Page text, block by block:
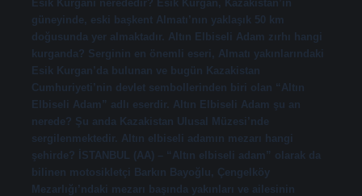
Esik Kurganı nerededir? Esik Kurgan, Kazakistan’ın
güneyinde, eski başkent Almatı’nın yaklaşık 50 km
doğusunda yer almaktadır. Altın Elbiseli Adam zırhı hangi
kurganda? Serginin en önemli eseri, Almatı yakınlarındaki
Esik Kurgan’da bulunan ve bugün Kazakistan
Cumhuriyeti’nin devlet sembollerinden biri olan “Altın
Elbiseli Adam” adlı eserdir. Altın Elbiseli Adam şu an
nerede? Şu anda Kazakistan Ulusal Müzesi’nde
sergilenmektedir. Altın elbiseli adamın mezarı hangi
şehirde? İSTANBUL (AA) – “Altın elbiseli adam” olarak da
bilinen motosikletçi Barkın Bayoğlu, Çengelköy
Mezarlığı’ndaki mezarı başında yakınları ve ailesinin